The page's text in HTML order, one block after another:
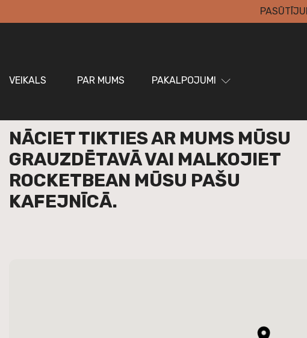
VEIKALS PAR MUMS PAKALPOJUMI
NĀCIET TIKTIES AR MUMS MŪSU
GRAUZDĒTAVĀ VAI MALKOJIET
ROCKETBEAN MŪSU PAŠU
KAFEJNĪCĀ.